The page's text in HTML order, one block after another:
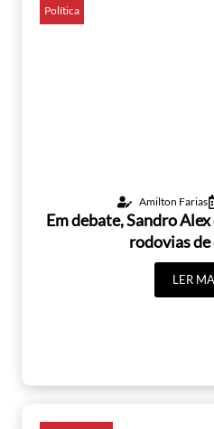
Política
Amilton Farias
Em debate, Sandro
rodovias
LER